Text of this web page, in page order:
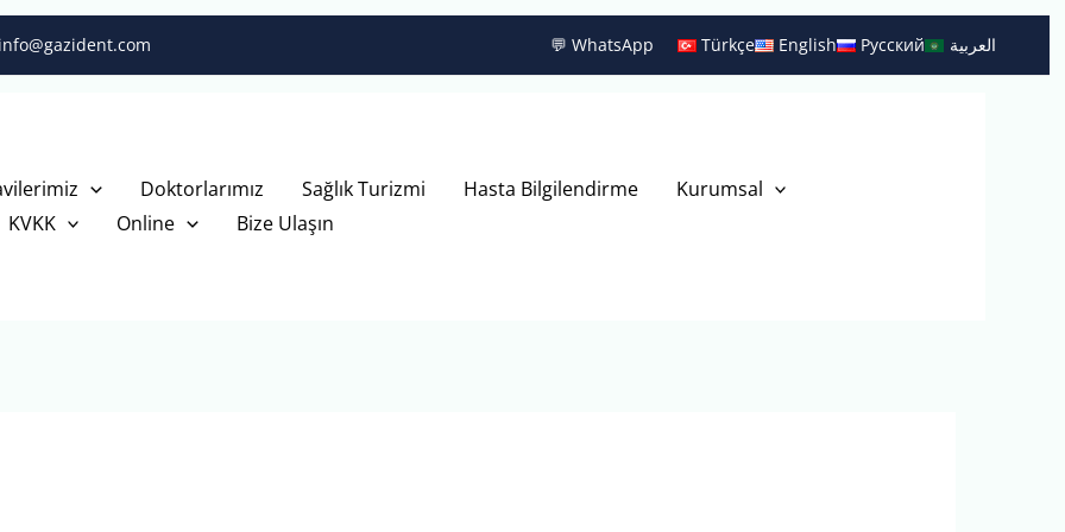
💬 WhatsApp Türkçe English Русский العربية
Doktorlarımız Sağlık Turizmi Hasta Bilgilendirme
Kurumsal
KVKK Online Bize Ulaşın